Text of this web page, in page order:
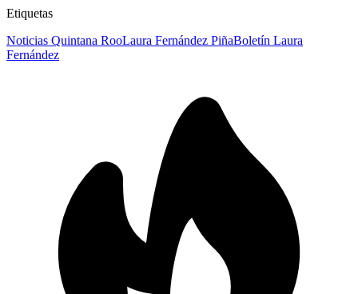
Etiquetas
Noticias Quintana RooLaura Fernández PiñaBoletín Laura
Fernández